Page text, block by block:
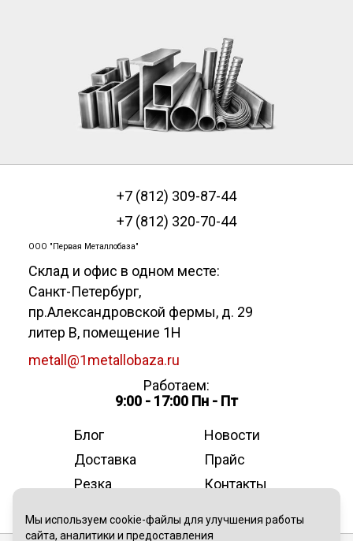
+7 (812) 309-87-44
+7 (812) 320-70-44
ООО "Первая Металлобаза"
Склад и офис в одном месте:
Санкт-Петербург,
пр.Александровской фермы, д. 29
литер В, помещение 1Н
metall@1metallobaza.ru
Работаем:
9:00 - 17:00 Пн - Пт
Блог
Новости
Доставка
Прайс
Резка
Контакты
Мы используем cookie-файлы для улучшения работы
сайта, аналитики и предоставления